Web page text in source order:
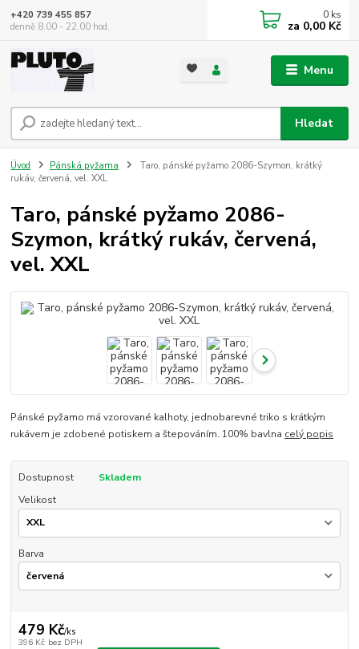
Menu
Hledat
+420 739 455 857
denně 8.00 - 22.00 hod.
0 ks
za 0,00 Kč
Úvod Pánská pyžama
Taro, pánské pyžamo 2086-Szymon, krátký
rukáv, červená, vel. XXL
Taro, pánské pyžamo 2086-
Szymon, krátký rukáv, červená,
vel. XXL
Pánské pyžamo má vzorované kalhoty, jednobarevné triko s krátkým
rukávem je zdobené potiskem a štepováním. 100% bavlna celý popis
Dostupnost
Skladem
Velikost
Barva
479 Kč/ks
396 Kč bez DPH